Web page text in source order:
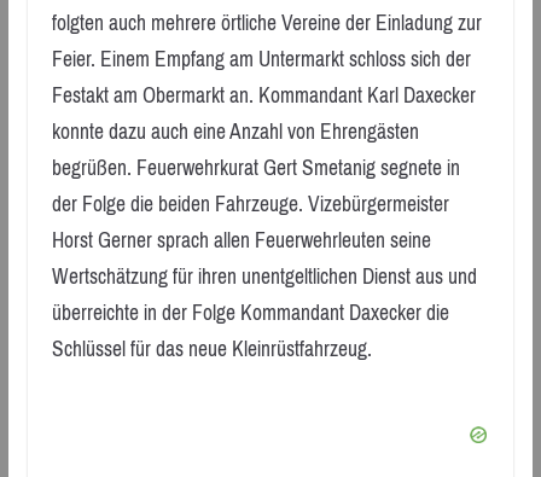
folgten auch mehrere örtliche Vereine der Einladung zur
Feier. Einem Empfang am Untermarkt schloss sich der
Festakt am Obermarkt an. Kommandant Karl Daxecker
konnte dazu auch eine Anzahl von Ehrengästen
begrüßen. Feuerwehrkurat Gert Smetanig segnete in
der Folge die beiden Fahrzeuge. Vizebürgermeister
Horst Gerner sprach allen Feuerwehrleuten seine
Wertschätzung für ihren unentgeltlichen Dienst aus und
überreichte in der Folge Kommandant Daxecker die
Schlüssel für das neue Kleinrüstfahrzeug.